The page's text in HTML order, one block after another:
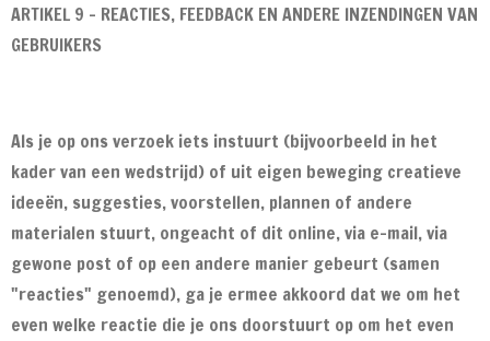
ARTIKEL 9 - REACTIES, FEEDBACK EN ANDERE INZENDINGEN VAN
GEBRUIKERS
Als je op ons verzoek iets instuurt (bijvoorbeeld in het
kader van een wedstrijd) of uit eigen beweging creatieve
ideeën, suggesties, voorstellen, plannen of andere
materialen stuurt, ongeacht of dit online, via e-mail, via
gewone post of op een andere manier gebeurt (samen
"reacties" genoemd), ga je ermee akkoord dat we om het
even welke reactie die je ons doorstuurt op om het even